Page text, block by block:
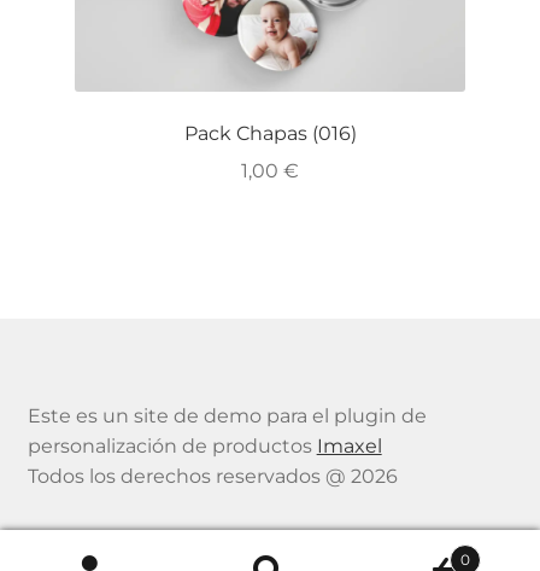
Pack Chapas (016)
1,00 €
Este es un site de demo para el plugin de
personalización de productos Imaxel
Todos los derechos reservados @ 2026
0